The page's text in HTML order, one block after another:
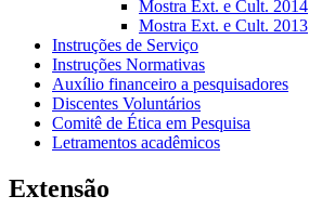
Mostra Ext. e Cult. 2014
Mostra Ext. e Cult. 2013
Instruções de Serviço
Instruções Normativas
Auxílio financeiro a pesquisadores
Discentes Voluntários
Comitê de Ética em Pesquisa
Letramentos acadêmicos
Extensão